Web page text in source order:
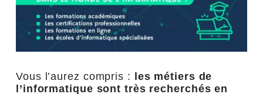
Vous l’aurez compris : les métiers de
l’informatique sont très recherchés en